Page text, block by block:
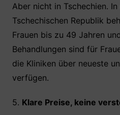
Aber nicht in Tschechien.
Tschechischen Republik
Frauen bis zu 49 Jahren
Behandlungen sind für
die Kliniken über neueste
verfügen.
5. Klare Preise, keine